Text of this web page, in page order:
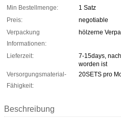
Min Bestellmenge:
1 Satz
Preis:
negotiable
Verpackung
Informationen:
hölzerne
Lieferzeit:
7-15days,
worden ist
Versorgungsmaterial-
Fähigkeit:
20SETS pro
Beschreibung